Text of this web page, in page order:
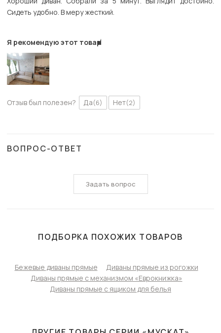
Сидеть удобно. В меру жесткий.
Я рекомендую этот товар
Отзыв был полезен? Да(6) Нет(2)
ВОПРОС-ОТВЕТ
Задать вопрос
ПОДБОРКА ПОХОЖИХ ТОВАРОВ
Бежевые диваны прямые
Диваны прямые из рогожки
Диваны прямые с механизмом «Еврокнижка»
Диваны прямые с ящиком для белья